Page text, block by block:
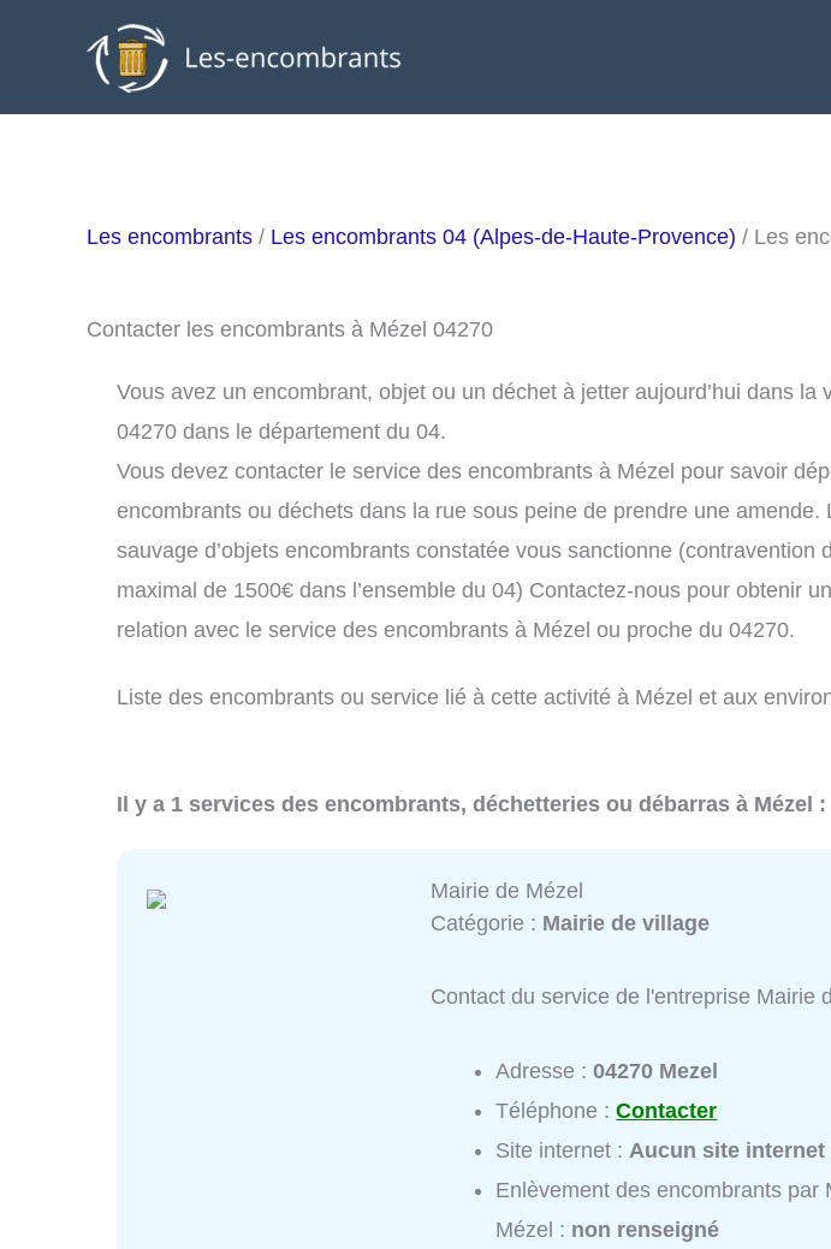
Les encombrants / Les encombrants 04 (Alpes-de-Haute-Provence) / Les
Contacter les encombrants à Mézel 04270
Vous avez un encombrant, objet ou un déchet à jetter aujourd’hui dans la
04270 dans le département du 04.
Vous devez contacter le service des encombrants à Mézel pour savoir
encombrants ou déchets dans la rue sous peine de prendre une amende.
sauvage d’objets encombrants constatée vous sanctionne (contravention
maximal de 1500€ dans l’ensemble du 04) Contactez-nous pour obtenir
relation avec le service des encombrants à Mézel ou proche du 04270.
Liste des encombrants ou service lié à cette activité à Mézel et aux
Il y a 1 services des encombrants, déchetteries ou débarras à Mézel :
Mairie de Mézel
Catégorie : Mairie de village
Contact du service de l'entreprise Mairie
Adresse :04270 Mezel
Téléphone :Contacter
Site internet :Aucun site internet
Enlèvement des encombrants par
Mézel : non renseigné